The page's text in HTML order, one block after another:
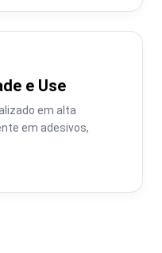
e Use
em alta
em adesivos,